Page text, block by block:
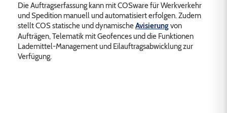
Die Auftragserfassung kann mit COSware für Werkverkehr
und Spedition manuell und automatisiert erfolgen. Zudem
stellt COS statische und dynamischeAvisierungvon
Aufträgen, Telematik mit Geofences und die Funktionen
Lademittel-Management und Eilauftragsabwicklung zur
Verfügung.